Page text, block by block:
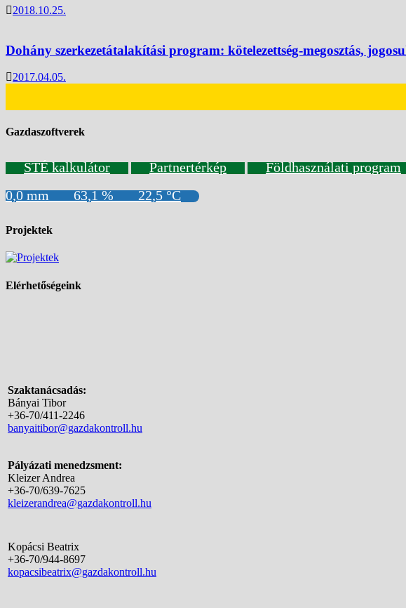
2018.10.25.
Dohány szerkezetátalakítási program: kötelezettség-megosztás,
2017.04.05.
Gazdaszoftverek
STÉ kalkulátor Partnertérkép Földhasználati program
0,0 mm63,1 %22,5 °C
Projektek
Elérhetőségeink
Szaktanácsadás:
Bányai Tibor
+36-70/411-2246
banyaitibor@gazdakontroll.hu
Pályázati menedzsment:
Kleizer Andrea
+36-70/639-7625
kleizerandrea@gazdakontroll.hu
Kopácsi Beatrix
+36-70/944-8697
kopacsibeatrix@gazdakontroll.hu